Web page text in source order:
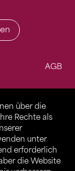
über die
Rechte als
unter
erforderlich
die Website
AGB